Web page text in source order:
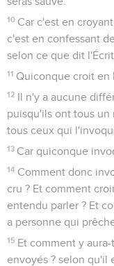
10 Car c'est en
c'est en confessant
selon ce que dit
11 Quiconque croit en
12 Il n'y a aucune
puisqu'ils ont tous un
tous ceux qui
13 Car quiconque
14 Comment donc
cru ? Et comment
entendu parler ? Et
a personne qui
15 Et comment y
envoyés ? selon qu'il